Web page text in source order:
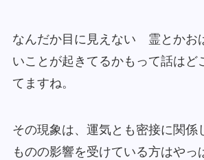
なんだか目に見えない 霊とかお
いことが起きてるかもって話はど
てますね。
その現象は、運気とも密接に関係
ものの影響を受けている方はや